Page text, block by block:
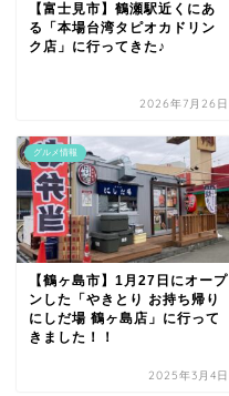
【富士見市】鶴瀬駅近くにあ
る「本場台湾タピオカドリン
ク店」に行ってきた♪
2026年7月26日
グルメ情報
【鶴ヶ島市】1月27日にオープ
ンした「やきとり お持ち帰り
にしだ場 鶴ヶ島店」に行って
きました！！
2025年3月4日